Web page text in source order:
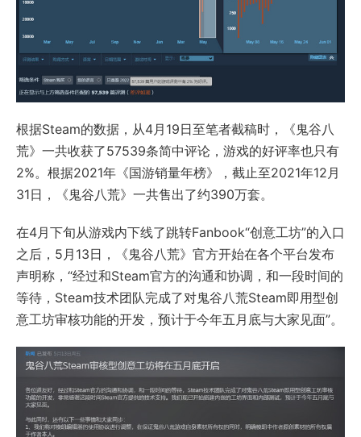
根据Steam的数据，从4月19日至笔者截稿时，《鬼谷八
荒》一共收获了57539条简中评论，游戏的好评率也只有
2%。根据2021年《国游销量年榜》，截止至2021年12月
31日，《鬼谷八荒》一共售出了约390万套。
在4月下旬从游戏内下线了跳转Fanbook“创意工坊”的入口
之后，5月13日，《鬼谷八荒》官方开始在各个平台发布
声明称，“经过和Steam官方的沟通和协调，和一段时间的
等待，Steam技术团队完成了对鬼谷八荒Steam即用型创
意工坊审核功能的开发，预计于今年五月底与大家见面”。